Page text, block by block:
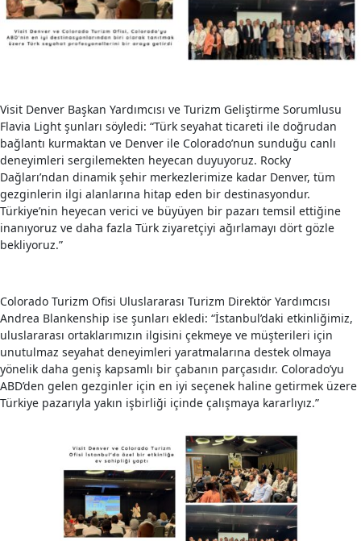
Visit Denver Başkan Yardımcısı ve Turizm Geliştirme Sorumlusu
Flavia Light şunları söyledi: “Türk seyahat ticareti ile doğrudan
bağlantı kurmaktan ve Denver ile Colorado’nun sunduğu canlı
deneyimleri sergilemekten heyecan duyuyoruz. Rocky
Dağları’ndan dinamik şehir merkezlerimize kadar Denver, tüm
gezginlerin ilgi alanlarına hitap eden bir destinasyondur.
Türkiye’nin heyecan verici ve büyüyen bir pazarı temsil ettiğine
inanıyoruz ve daha fazla Türk ziyaretçiyi ağırlamayı dört gözle
bekliyoruz.”
Colorado Turizm Ofisi Uluslararası Turizm Direktör Yardımcısı
Andrea Blankenship ise şunları ekledi: “İstanbul’daki etkinliğimiz,
uluslararası ortaklarımızın ilgisini çekmeye ve müşterileri için
unutulmaz seyahat deneyimleri yaratmalarına destek olmaya
yönelik daha geniş kapsamlı bir çabanın parçasıdır. Colorado’yu
ABD’den gelen gezginler için en iyi seçenek haline getirmek üzere
Türkiye pazarıyla yakın işbirliği içinde çalışmaya kararlıyız.”